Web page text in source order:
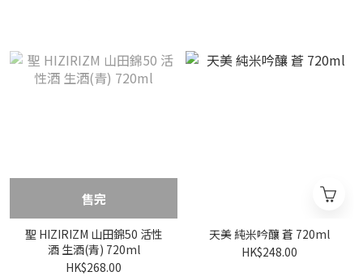
售完
聖 HIZIRIZM 山田錦50 活性
酒 生酒(青) 720ml
HK$268.00
天美 純米吟釀 蒼 720ml
HK$248.00